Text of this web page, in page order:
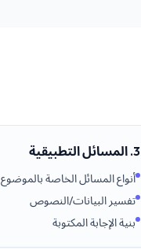
3. المسائل التطبيقية
أنواع المسائل الخاصة بالموضوع
تفسير البيانات/النصوص
بنية الإجابة المكتوبة